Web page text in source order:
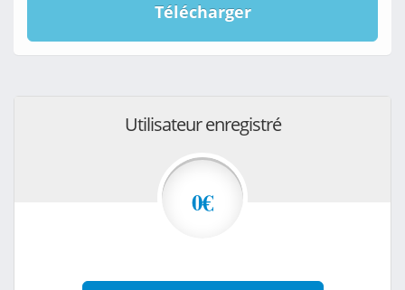
Télécharger
Utilisateur enregistré
0€